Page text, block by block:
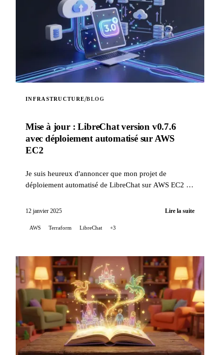
INFRASTRUCTURE/BLOG
Mise à jour : LibreChat version v0.7.6
avec déploiement automatisé sur AWS
EC2
Je suis heureux d'annoncer que mon projet de
déploiement automatisé de LibreChat sur AWS EC2 a
changement...
12 janvier 2025 Lire la suite
AWS Terraform LibreChat +3